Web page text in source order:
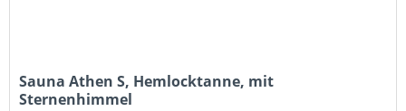
Sauna Athen S, Hemlocktanne, mit
Sternenhimmel